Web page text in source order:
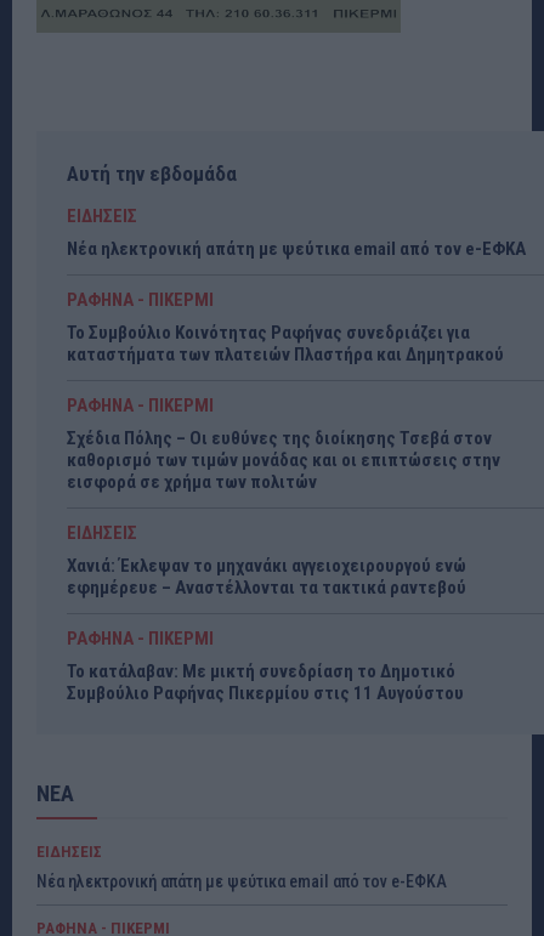
Αυτή την εβδομάδα
ΕΙΔΗΣΕΙΣ
Νέα ηλεκτρονική απάτη με ψεύτικα email από τον e-ΕΦΚΑ
ΡΑΦΗΝΑ - ΠΙΚΕΡΜΙ
Το Συμβούλιο Κοινότητας Ραφήνας συνεδριάζει για
καταστήματα των πλατειών Πλαστήρα και Δημητρακού
ΡΑΦΗΝΑ - ΠΙΚΕΡΜΙ
Σχέδια Πόλης – Οι ευθύνες της διοίκησης Τσεβά στον
καθορισμό των τιμών μονάδας και οι επιπτώσεις στην
εισφορά σε χρήμα των πολιτών
ΕΙΔΗΣΕΙΣ
Χανιά: Έκλεψαν το μηχανάκι αγγειοχειρουργού ενώ
εφημέρευε – Αναστέλλονται τα τακτικά ραντεβού
ΡΑΦΗΝΑ - ΠΙΚΕΡΜΙ
Το κατάλαβαν: Με μικτή συνεδρίαση το Δημοτικό
Συμβούλιο Ραφήνας Πικερμίου στις 11 Αυγούστου
ΝΕΑ
ΕΙΔΗΣΕΙΣ
Νέα ηλεκτρονική απάτη με ψεύτικα email από τον e-ΕΦΚΑ
ΡΑΦΗΝΑ - ΠΙΚΕΡΜΙ